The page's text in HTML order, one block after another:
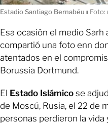
Estadio Santiago Bernabéu ı Foto:
Esa ocasión el medio Sarh
compartió una foto enn
atentados en el
Borussia Dortmund.
El Estado Islámico se
de Moscú, Rusia, el 22 de
personas perdieron la